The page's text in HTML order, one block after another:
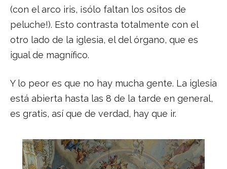
(con el arco iris, ¡sólo faltan los ositos de
peluche!). Esto contrasta totalmente con el
otro lado de la iglesia, el del órgano, que es
igual de magnífico.
Y lo peor es que no hay mucha gente. La iglesia
está abierta hasta las 8 de la tarde en general,
es gratis, así que de verdad, hay que ir.